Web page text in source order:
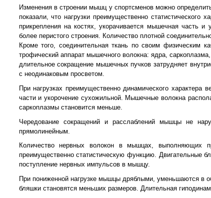
Изменения в строении мышц у спортсменов можно
показали, что нагрузки преимущественно
прикрепления на костях, укорачивается мышечная часть
более перистого строения. Количество плотной
Кроме того, соединительная ткань по своим физическим
трофический аппарат мышечного волокна: ядра,
длительное сокращение мышечных пучков затрудняет
с неодинаковым просветом.
При нагрузках преимущественно динамического
части и укорочение сухожильной. Мышечные волокна
саркоплазмы становится меньше.
Чередование сокращений и расслаблений мышцы не
прямолинейным.
Количество нервных волокон в мышцах,
преимущественно статистическую функцию. Двигательные
поступление нервных импульсов в мышцу.
При пониженной нагрузке мышцы дряблыми, уменьшаются в
бляшки становятся меньших размеров. Длительная